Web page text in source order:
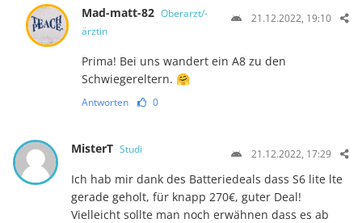
Mad-matt-82 Oberarzt/-
ärztin
21.12.2022, 19:10
Prima! Bei uns wandert ein A8 zu den
Schwiegereltern. 🤗
Antworten 0
MisterT Studi 21.12.2022, 17:29
Ich hab mir dank des Batteriedeals dass S6 lite lte
gerade geholt, für knapp 270€, guter Deal!
Vielleicht sollte man noch erwähnen dass es ab